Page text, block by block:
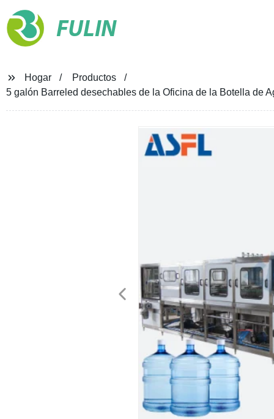
FULIN
Hogar
Productos
5 galón Barreled desechables de la Oficina de la Botella de